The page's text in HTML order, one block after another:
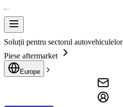
Soluții pentru sectorul autovehiculelor
Piese aftermarket
Europe